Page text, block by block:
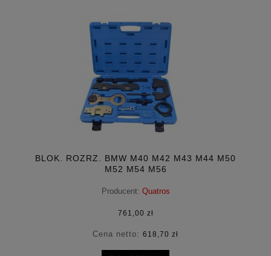
BLOK. ROZRZ. BMW M40 M42 M43 M44 M50
M52 M54 M56
Producent: Quatros
761,00 zł
Cena netto: 618,70 zł